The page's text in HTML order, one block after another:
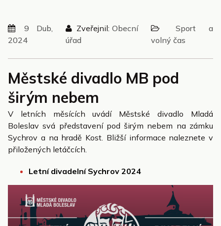
9 Dub,
2024
Zveřejnil:Obecní
úřad
Sport a
volný čas
Městské divadlo MB pod
širým nebem
V letních měsících uvádí Městské divadlo Mladá
Boleslav svá představení pod širým nebem na zámku
Sychrov a na hradě Kost. Bližší informace naleznete v
přiložených letáčcích.
Letní divadelní Sychrov 2024